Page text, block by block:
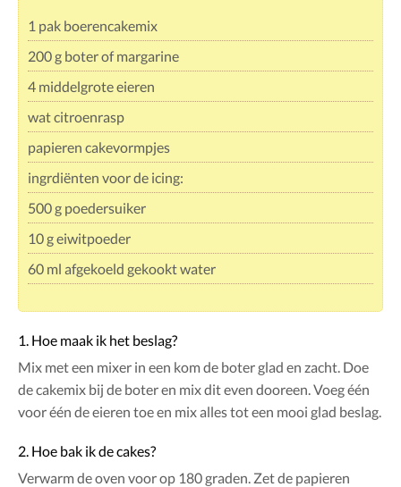
1 pak boerencakemix
200 g boter of margarine
4 middelgrote eieren
wat citroenrasp
papieren cakevormpjes
ingrdiënten voor de icing:
500 g poedersuiker
10 g eiwitpoeder
60 ml afgekoeld gekookt water
1. Hoe maak ik het beslag?
Mix met een mixer in een kom de boter glad en zacht. Doe
de cakemix bij de boter en mix dit even dooreen. Voeg één
voor één de eieren toe en mix alles tot een mooi glad beslag.
2. Hoe bak ik de cakes?
Verwarm de oven voor op 180 graden. Zet de papieren